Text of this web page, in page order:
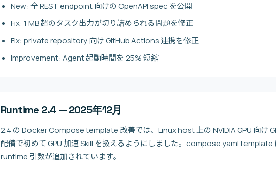
New: 全 REST endpoint 向けの OpenAPI spec を公開
Fix: 1 MB 超のタスク出力が切り詰められる問題を修正
Fix: private repository 向け GitHub Actions 連携を修正
Improvement: Agent 起動時間を 25% 短縮
Runtime 2.4 — 2025年12月
2.4 の Docker Compose template 改善では、Linux host 上の NVIDIA GPU 向け
配備で初めて GPU 加速 Skill を扱えるようにしました。compose.yaml
runtime 引数が追加されています。